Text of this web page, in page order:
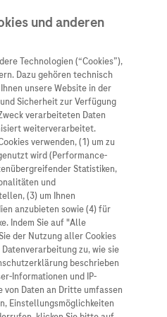
Unternehmen
Übersicht
Wer wir sind
Was uns antreibt
Unsere Standorte
Roche Stories
Events
Innovation
Übersicht
Forschung
Personalisierte
Digitalisierung
Blog Zukunftslabor
Übersicht
Unser Service für
Informationen zu
Diagnostik ist
Klinische Studien
Arzneimittel
Übersicht
Arzneimittel A-Z
Roche Pipeline
Roche Fachportal
Diagnostik
Kontakt
Presse
Karriere
sicherzustellen, dass
Ressourcen für alle
sind uns bewusst, dass
ein fortlaufender Prozess
die Zugänglichkeit dieser
unternehmensweite
die Benutzerfreundlichkeit
Berührungspunkte
und anderen
Technologien (“Cookies”),
Dazu gehören technisch
unsere Website in der
Sicherheit zur Verfügung
verarbeiteten Daten
weiterverarbeitet.
verwenden, (1) um zu
wird (Performance-
Statistiken,
und
(3) um Ihnen
anzubieten sowie (4) für
Indem Sie auf "Alle
der Nutzung aller Cookies
zu, wie sie
beschrieben
Informationen und IP-
von Daten an Dritte umfassen
Einstellungsmöglichkeiten